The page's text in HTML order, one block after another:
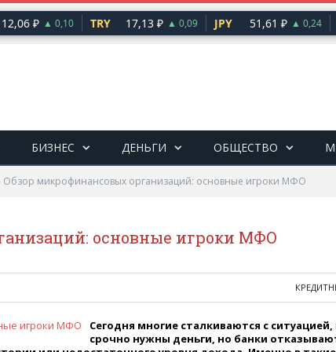
₽ ▲ 0,10 TRY 17,13 ₽ ▲ 0,09 JPY 51,61 ₽ ▲ 0,24
БИЗНЕС ДЕНЬГИ ОБЩЕСТВО
Обзор микрофинансовых организаций: основные игроки МФО
основные игроки МФО
Сегодня многие сталкиваются с ситуацией,
срочно нужны деньги, но банки